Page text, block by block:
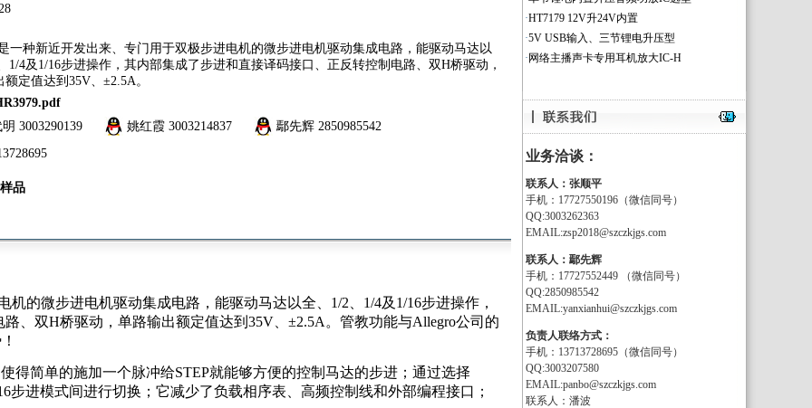
一种新近开发出来、专门用于双极步进电机的微步进电机驱动集成电路，能驱动马达以
1/4及1/16步进操作，其内部集成了步进和直接译码接口、正反转控制电路、双H桥驱动，
额定值达到35V、±2.5A。
3003290139 姚红霞 3003214837 鄢先辉 2850985542
品
的微步进电机驱动集成电路，能驱动马达以全、1/2、1/4及1/16步进操作，
、双H桥驱动，单路输出额定值达到35V、±2.5A。管教功能与Allegro公司的
得简单的施加一个脉冲给STEP就能够方便的控制马达的步进；通过选择
步进模式间进行切换；它减少了负载相序表、高频控制线和外部编程接口；
·HT7179 12V升24V内置
·5V USB输入、三节锂电升压型
· 网络主播声卡专用耳机放大IC-H
业务洽谈：
联系人：张顺平
手机：17727550196（微信同号）
QQ:3003262363
EMAIL:zsp2018@szczkjgs.com
联系人：鄢先辉
手机：17727552449 （微信同号）
QQ:2850985542
EMAIL:yanxianhui@szczkjgs.com
负责人联络方式：
手机：13713728695（微信同号）
QQ:3003207580
EMAIL:panbo@szczkjgs.com
联系人：潘波